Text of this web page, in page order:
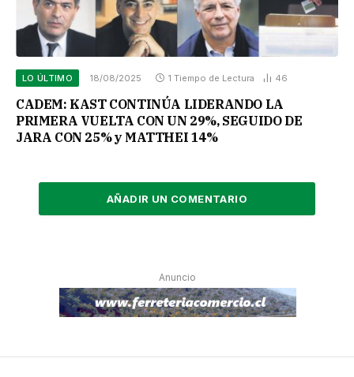
LO ÚLTIMO 18/08/2025 1 Tiempo de Lectura 46
CADEM: KAST CONTINÚA LIDERANDO LA
PRIMERA VUELTA CON UN 29%, SEGUIDO DE
JARA CON 25% y MATTHEI 14%
AÑADIR UN COMENTARIO
Anuncio